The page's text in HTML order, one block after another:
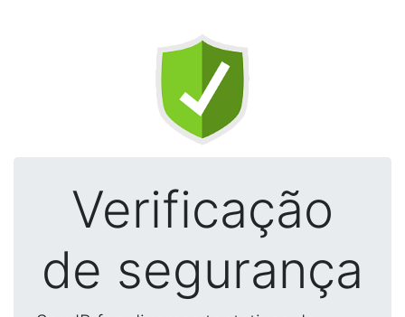
Verificação
de segurança